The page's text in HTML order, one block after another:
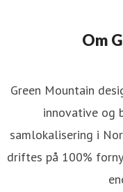
Om
Green Mountain
innovative og
samlokalisering i
driftes på 100%